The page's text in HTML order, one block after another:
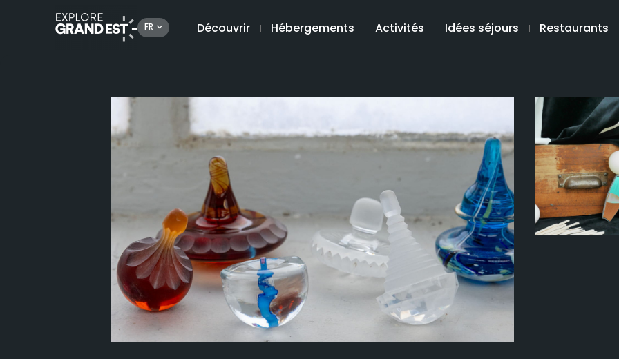
FR Découvrir Hébergements Activités Idées séjours Restaurants